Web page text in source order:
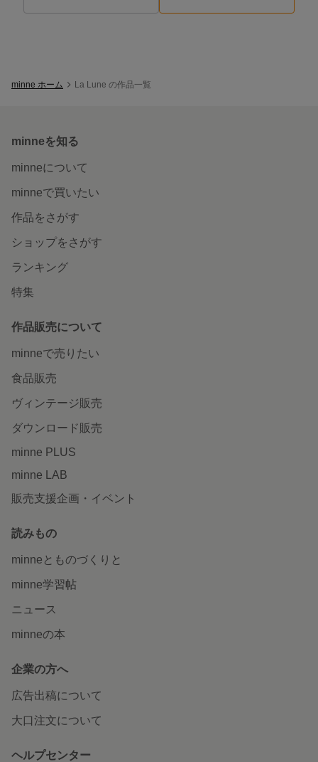
minne ホーム La Lune の作品一覧
minneを知る
minneについて
minneで買いたい
作品をさがす
ショップをさがす
ランキング
特集
作品販売について
minneで売りたい
食品販売
ヴィンテージ販売
ダウンロード販売
minne PLUS
minne LAB
販売支援企画・イベント
読みもの
minneとものづくりと
minne学習帖
ニュース
minneの本
企業の方へ
広告出稿について
大口注文について
ヘルプセンター